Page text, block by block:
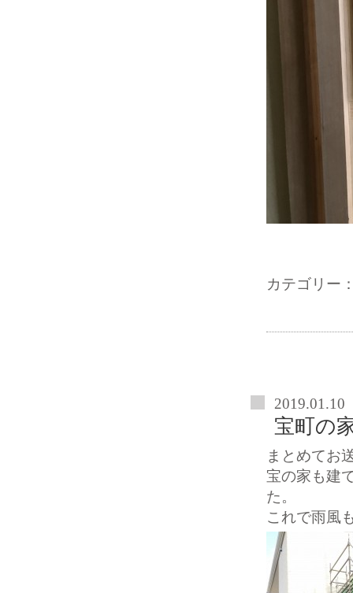
カテゴリー
2019.01.10
宝町の
まとめてお
宝の家も建
た。
これで雨風